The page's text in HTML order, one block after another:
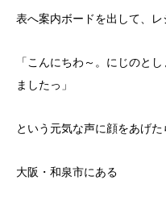
表へ案内ボードを出して、レ
「こんにちわ～。にじのと
ましたっ」
という元気な声に顔をあげた
大阪・和泉市にある